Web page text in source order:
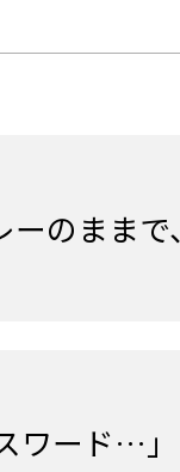
ーのまま
ワード…